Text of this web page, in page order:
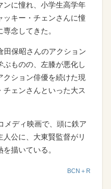
ンに憧れ、小学生高学年
ッキー・チェンさんに憧
念してきた。
田保昭さんのアクション
ものの、左膝が悪化し
ション俳優を続けた現
ェンさんといった大ス
メディ映画で、頭に鉄ア
公に、大東賢監督がリ
描いている。
BCN＋R